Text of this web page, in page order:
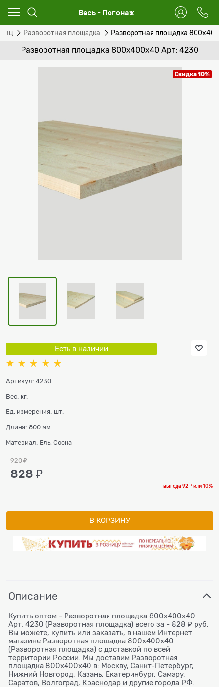
Весь - Погонаж
Разворотная площадка Разворотная площадка
Разворотная площадка 800х400х40 Арт: 4230
Скидка 10%
Есть в наличии
Артикул: 4230
Вес: кг.
Ед. измерения: шт.
Длина: 800 мм.
Материал: Ель, Сосна
920 ₽
828 ₽
выгода92 ₽или10%
В КОРЗИНУ
Описание
Купить оптом - Разворотная площадка 800х400х40
Арт. 4230 (Разворотная площадка) всего за - 828 ₽ руб.
Вы можете, купить или заказать, в нашем Интернет
магазине Разворотная площадка 800х400х40
(Разворотная площадка) с доставкой по всей
территории России. Мы доставим Разворотная
площадка 800х400х40 в: Москву, Санкт-Петербург,
Нижний Новгород, Казань, Екатеринбург, Самару,
Саратов, Волгоград, Краснодар и другие города РФ.